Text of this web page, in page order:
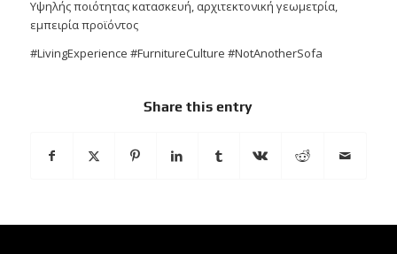
Υψηλής ποιότητας κατασκευή, αρχιτεκτονική γεωμετρία,
εμπειρία προϊόντος
#LivingExperience #FurnitureCulture #NotAnotherSofa
Share this entry